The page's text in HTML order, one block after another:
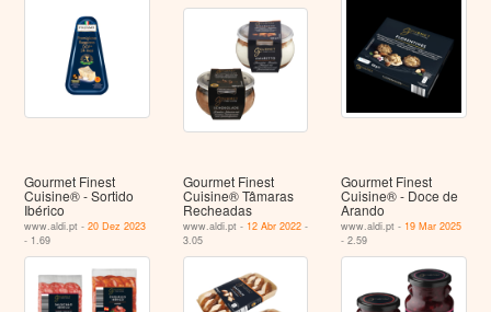
Gourmet Finest
Cuisine® - Sortido
Ibérico
www.aldi.pt -20 Dez 2023
- 1.69
Gourmet Finest
Cuisine® Tâmaras
Recheadas
www.aldi.pt - 12 Abr 2022-
3.05
Gourmet Finest
Cuisine® - Doce de
Arando
www.aldi.pt - 19 Mar 2025
- 2.59